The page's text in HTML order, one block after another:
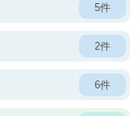
5件
2件
6件